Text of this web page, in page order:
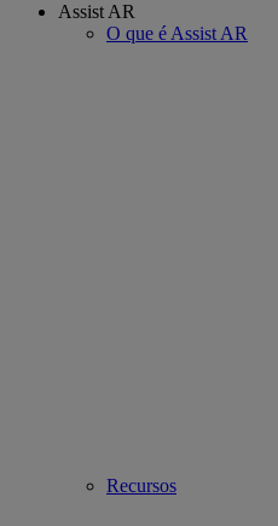
Assist AR
O que é Assist AR
Recursos